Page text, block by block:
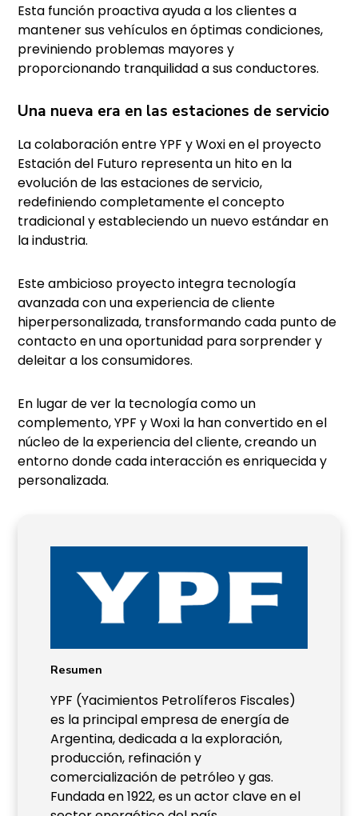
Esta función proactiva ayuda a los clientes a
mantener sus vehículos en óptimas condiciones,
previniendo problemas mayores y
proporcionando tranquilidad a sus conductores.
Una nueva era en las estaciones de servicio
La colaboración entre YPF y Woxi en el proyecto
Estación del Futuro representa un hito en la
evolución de las estaciones de servicio,
redefiniendo completamente el concepto
tradicional y estableciendo un nuevo estándar en
la industria.
Este ambicioso proyecto integra tecnología
avanzada con una experiencia de cliente
hiperpersonalizada, transformando cada punto de
contacto en una oportunidad para sorprender y
deleitar a los consumidores.
En lugar de ver la tecnología como un
complemento, YPF y Woxi la han convertido en el
núcleo de la experiencia del cliente, creando un
entorno donde cada interacción es enriquecida y
personalizada.
Resumen
YPF (Yacimientos Petrolíferos Fiscales)
es la principal empresa de energía de
Argentina, dedicada a la exploración,
producción, refinación y
comercialización de petróleo y gas.
Fundada en 1922, es un actor clave en el